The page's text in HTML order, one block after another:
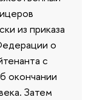
из приказа
о
с
окончании
Затем